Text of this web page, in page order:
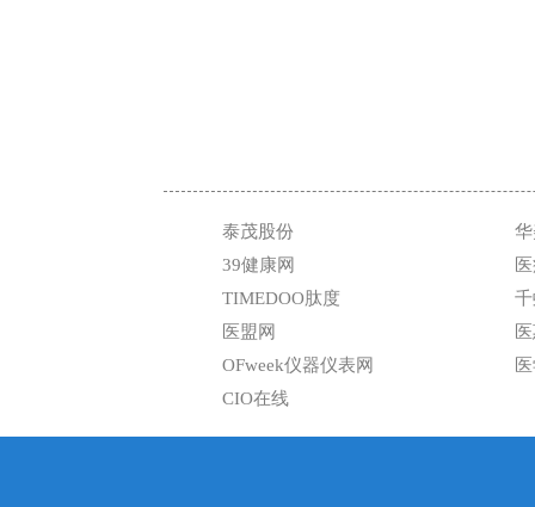
泰茂股份
39健康网
TIMEDOO肽度
医盟网
OFweek仪器仪表网
CIO在线